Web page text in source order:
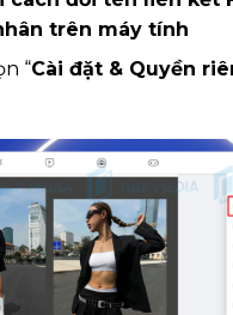
trên máy tính
“Cài đặt & Quyền